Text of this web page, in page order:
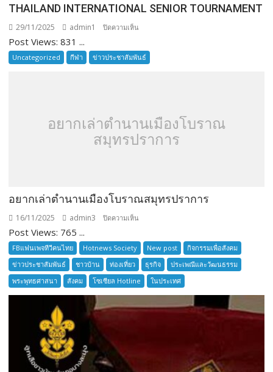
THAILAND INTERNATIONAL SENIOR TOURNAMENT
29/11/2025 admin1 ปิดความเห็น
INTERNATIONAL
SENIOR
Post Views: 831 ...
Uncategorized กีฬา ข่าวประชาสัมพันธ์
อยากเล่าตำนานเมืองโบราณ
สมุทรปราการ
อยากเล่าตำนานเมืองโบราณสมุทรปราการ
16/11/2025 admin3 ปิดความเห็น
เล่า
ตำนาน
เมือง
โบราณ
สมุทรปราการ
Post Views: 765 ...
FBแฟนเพจทีวีคนไทย Hotnews Society New post
กิจกรรมเพื่อสังคม
ข่าวประชาสัมพันธ์
ชาวบ้าน ท่องเที่ยว ธุรกิจ
ประเพณีและวัฒนธรรม
พระพุทธศาสนา
สังคม โซเซียล Hotline ในประเทศ